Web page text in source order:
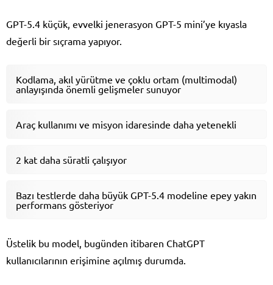
GPT-5.4 küçük, evvelki jenerasyon GPT-5 mini’ye kıyasla
değerli bir sıçrama yapıyor.
Kodlama, akıl yürütme ve çoklu ortam (multimodal)
anlayışında önemli gelişmeler sunuyor
Araç kullanımı ve misyon idaresinde daha yetenekli
2 kat daha süratli çalışıyor
Bazı testlerde daha büyük GPT-5.4 modeline epey yakın
performans gösteriyor
Üstelik bu model, bugünden itibaren ChatGPT
kullanıcılarının erişimine açılmış durumda.